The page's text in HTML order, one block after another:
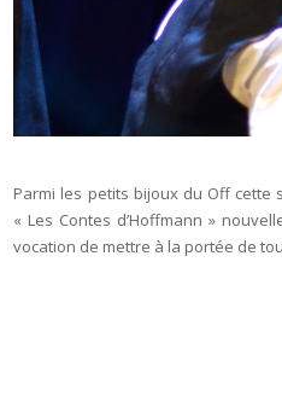
Parmi les petits bijoux du Off cette
« Les Contes d’Hoffmann »
vocation de mettre à la portée de